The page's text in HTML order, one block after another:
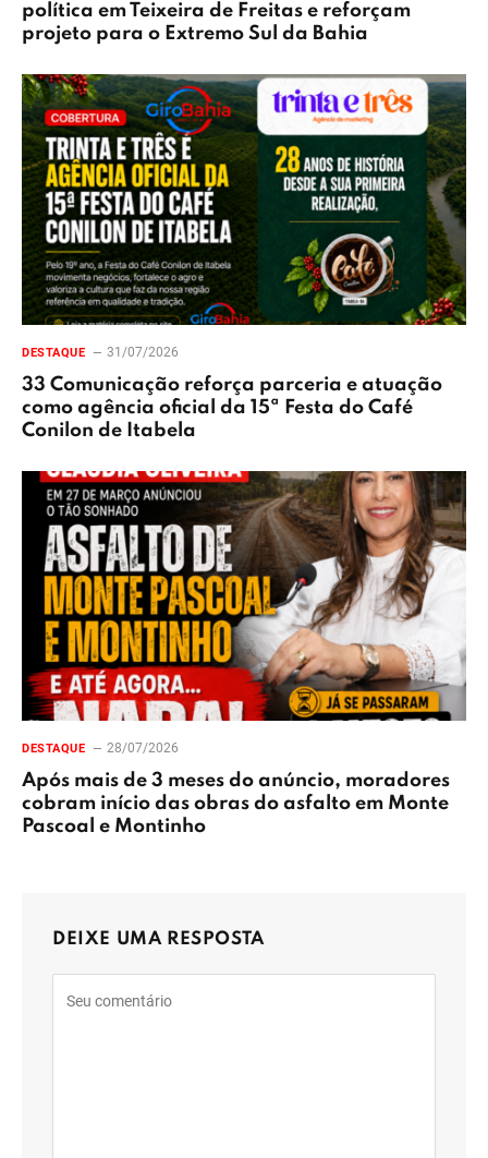
política em Teixeira de Freitas e reforçam
projeto para o Extremo Sul da Bahia
DESTAQUE 31/07/2026
33 Comunicação reforça parceria e atuação
como agência oficial da 15ª Festa do Café
Conilon de Itabela
DESTAQUE 28/07/2026
Após mais de 3 meses do anúncio, moradores
cobram início das obras do asfalto em Monte
Pascoal e Montinho
DEIXE UMA RESPOSTA